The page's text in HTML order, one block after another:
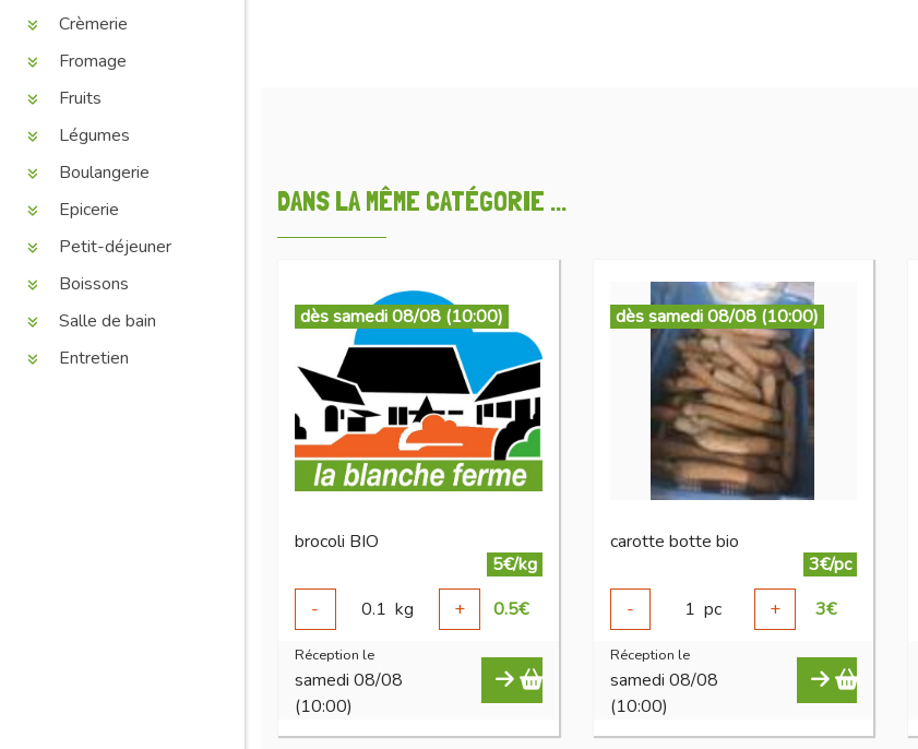
Crèmerie
Fromage
Fruits
Légumes
Boulangerie
Epicerie
Petit-déjeuner
Boissons
Salle de bain
Entretien
DANS LA MÊME CATÉGORIE ...
dès samedi 08/08 (10:00)
brocoli BIO
5€/kg
-
0.1 kg + 0.5€
Réception le
samedi 08/08
(10:00)
dès samedi 08/08 (10:00)
carotte botte bio
3€/pc
-
1 pc + 3€
Réception le
samedi 08/08
(10:00)